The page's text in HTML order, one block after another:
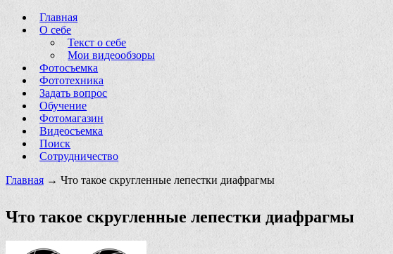
Главная
О себе
Текст о себе
Мои видеообзоры
Фотосъемка
Фототехника
Задать вопрос
Обучение
Фотомагазин
Видеосъемка
Поиск
Сотрудничество
Главная → Что такое скругленные лепестки диафрагмы
Что такое скругленные лепестки диафрагмы